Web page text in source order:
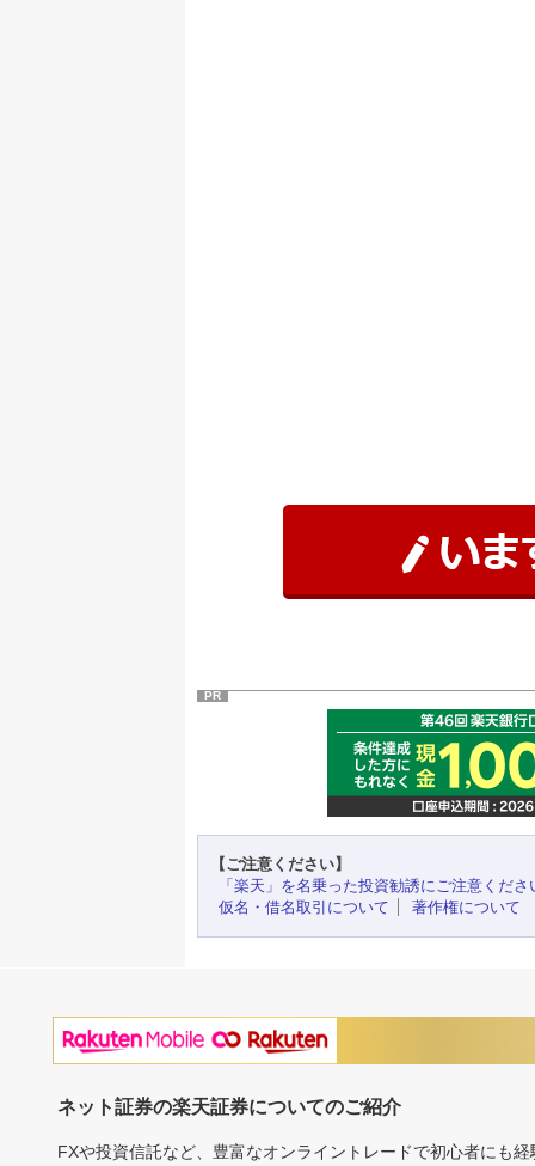
PR
【ご注意ください】
「楽天」を名乗った投資勧誘にご注意くださ
仮名・借名取引について
著作権について
ネット証券の楽天証券についてのご紹介
FXや投資信託など、豊富なオンライントレードで初心者にも